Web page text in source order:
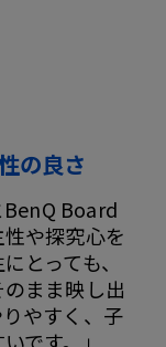
の良さ
BenQ Board
や探究心を
とっても、
まま映し出
やすく、子